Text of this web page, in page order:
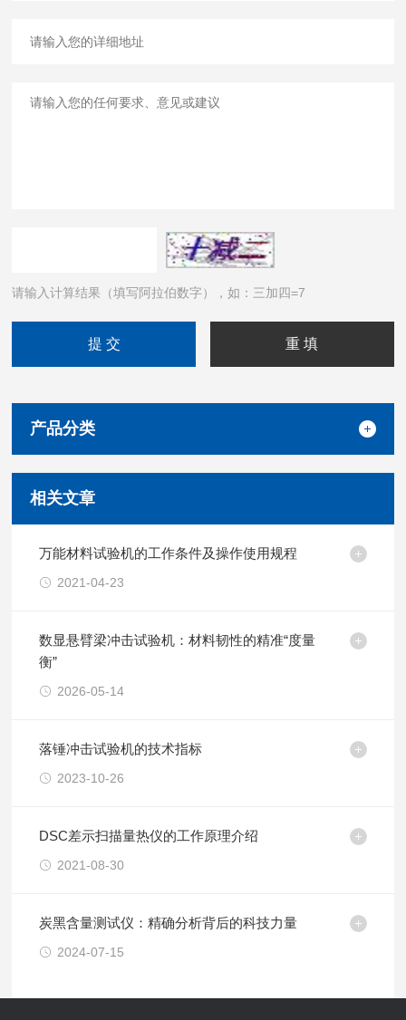
请输入计算结果（填写阿拉伯数字），如：三加四=7
产品分类
相关文章
万能材料试验机的工作条件及操作使用规程
2021-04-23
数显悬臂梁冲击试验机：材料韧性的精准“度量
衡”
2026-05-14
落锤冲击试验机的技术指标
2023-10-26
DSC差示扫描量热仪的工作原理介绍
2021-08-30
炭黑含量测试仪：精确分析背后的科技力量
2024-07-15